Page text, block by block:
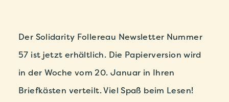
Der Solidarity Follereau Newsletter Nummer
57 ist jetzt erhältlich. Die Papierversion wird
in der Woche vom 20. Januar in Ihren
Briefkästen verteilt. Viel Spaß beim Lesen!